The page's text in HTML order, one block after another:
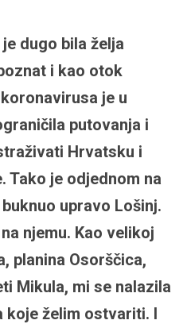
dugo bila želja
i kao otok
je u
putovanja i
Hrvatsku i
Tako je odjednom na
upravo Lošinj.
njemu. Kao velikoj
planina Osorščica,
Mikula, mi se nalazila
koje želim ostvariti. I